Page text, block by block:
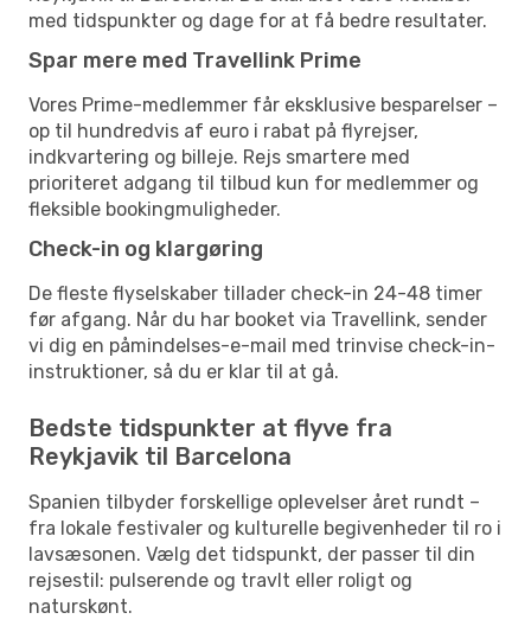
med tidspunkter og dage for at få bedre resultater.
Spar mere med Travellink Prime
Vores Prime-medlemmer får eksklusive besparelser –
op til hundredvis af euro i rabat på flyrejser,
indkvartering og billeje. Rejs smartere med
prioriteret adgang til tilbud kun for medlemmer og
fleksible bookingmuligheder.
Check-in og klargøring
De fleste flyselskaber tillader check-in 24-48 timer
før afgang. Når du har booket via Travellink, sender
vi dig en påmindelses-e-mail med trinvise check-in-
instruktioner, så du er klar til at gå.
Bedste tidspunkter at flyve fra
Reykjavik til Barcelona
Spanien tilbyder forskellige oplevelser året rundt –
fra lokale festivaler og kulturelle begivenheder til ro i
lavsæsonen. Vælg det tidspunkt, der passer til din
rejsestil: pulserende og travlt eller roligt og
naturskønt.